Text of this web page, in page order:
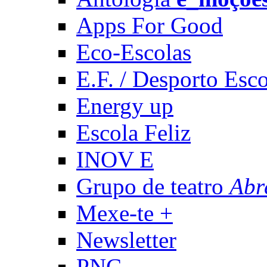
Apps For Good
Eco-Escolas
E.F. / Desporto
Energy up
Escola Feliz
INOV E
Grupo de teatro
Mexe-te +
Newsletter